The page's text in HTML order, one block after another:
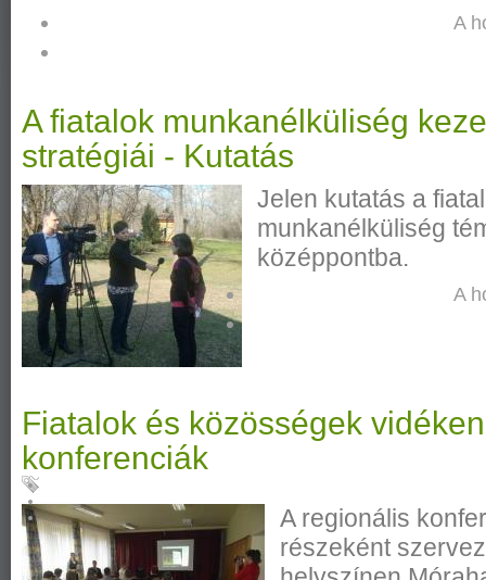
A
A fiatalok munkanélküliség
stratégiái - Kutatás
Jelen kutatás a
munkanélküliség
középpontba.
A
Fiatalok és közösségek
konferenciák
A regionális
részeként